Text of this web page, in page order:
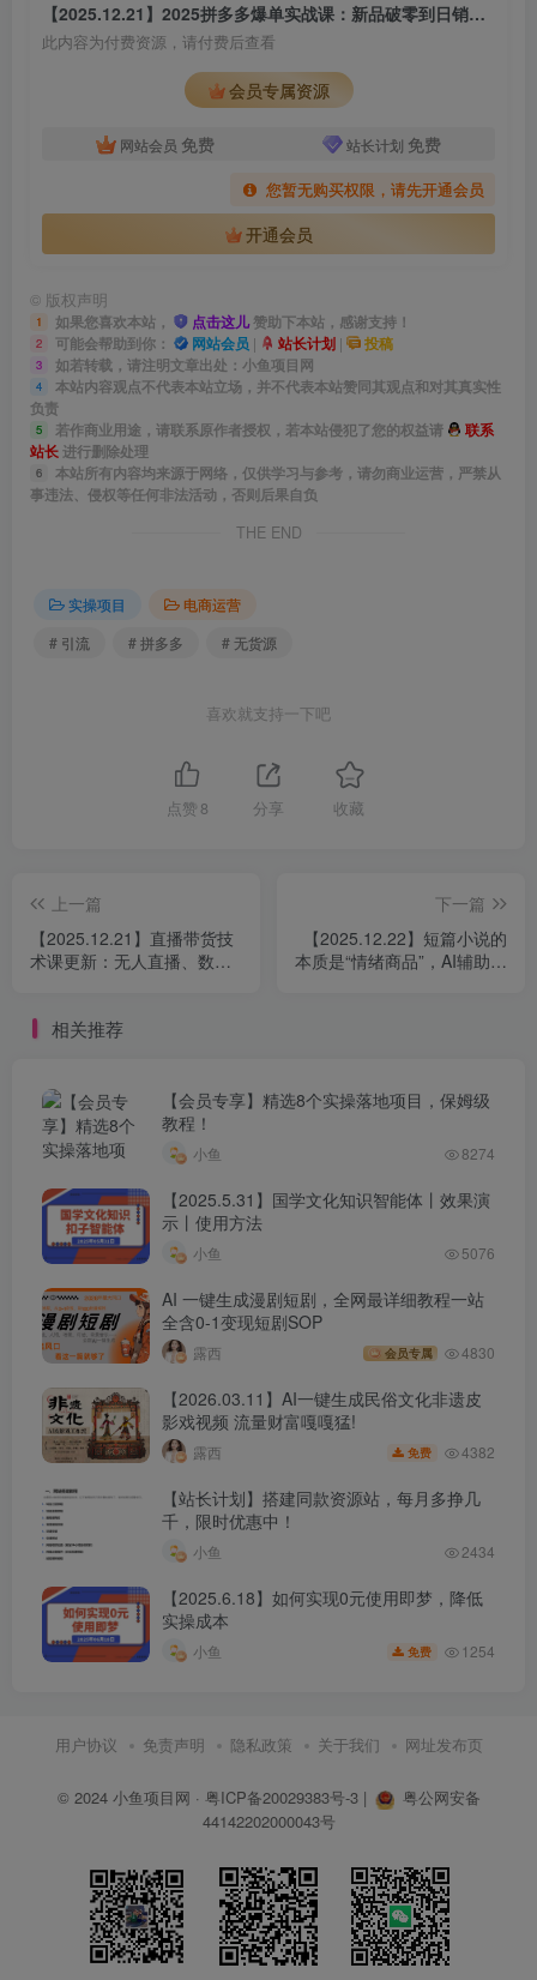
│ 9.拼多多必知-制作高点击率图片的六大技巧.mp4
├─【第8期】免费流量和春节运营（2023年1月更新）
│ 3.新品快速起爆模型2.0.mp4
│ 4.【积“兔”成山】六维保养法让店铺节后高权重.mp4
│ 6.【励精”兔“治】春节每天1小时高质量运维店铺.mp4
│ 7.【异军“兔”起】春节新品7天弯道超车玩法.mp4
│
├─【第9期】2023年全站推广（2023年2月更新）
│ 1.十分钟让你搞懂全站推广的底层逻辑.mp4
│ 2.一张表格让你的全站推广投产变高.mp4
│ 3.全站推广新店盈利玩法.mp4
│ 5.高客单商品全站推广玩法实操.mp4
│ 6.2023年全站推广最新玩法汇总.mp4
│ 8.全站推广实操过程中常见问题.mp4
├─【第10期】2023年免费流量（2023年3月更新）
│ 1.少产品多链接筛选稳步起免费流量玩法.mp4
│ 4.通过万人团(附必过技巧)带动免费流量.mp4
│ 5.2023年免费流量最新变化及问题答疑.mp4
│ 1.搜索+场景到底要怎么和全站配合才能量大投产高.mp4
│ 2.多多搜索原理+策略+ocpx+数据优化.mp4
│ 3.多多场景原理+策略+拖价+投产+数据优化.mp4
│ 4.多多搜索多计划拖价拉高投产玩法.mp4
│ 5.多多场景高投产持续放量玩法.mp4
├─【第12期】拼多多最新变化和对应玩法（2023年5月更
新）
│ 1.最新平台的两大变化及三个运营策略.mp4
│ 2.做一张超高点击率主图的四步逻辑法.mp4
│ 3.主力产品如何利用淡季弯道超车.mp4
│ 4.红海产品如何利用场景做到盈利起盘.mp4
│ 5.多多搜索ocpx正确的打开方式和万能公式.mp4
│ 6.全站推广四个屡试不爽的高投产起量玩法.mp4
│ 7.付费工具如何合理拖价让你5毛有10块的效果.mp4
├─【第13期】全站239技术（2023年6月更新）
│ 02.2个核心-曝光量.mp4
│ 04.3个阶段-投产拉伸.mp4
│ 05.3个阶段-曝光优化.mp4
│ 06.3个阶段-人群定向.mp4
【2025.12.21】2025拼多多爆单实战课：新品破零到日销千单，亏损转盈利全链路拆解
此内容为付费资源，请付费后查看
会员专属资源
网站会员 免费 站长计划 免费
您暂无购买权限，请先开通会员
开通会员
© 版权声明
1 如果您喜欢本站， 点击这儿赞助下本站，感谢支持！
2 可能会帮助到你： 网站会员 | 站长计划 | 投稿
3 如若转载，请注明文章出处：小鱼项目网
4
本站内容观点不代表本站立场，并不代表本站赞同其观点和对其真实性
负责
5 若作商业用途，请联系原作者授权，若本站侵犯了您的权益请
联系
站长进行删除处理
6
本站所有内容均来源于网络，仅供学习与参考，请勿商业运营，严禁从
事违法、侵权等任何非法活动，否则后果自负
THE END
实操项目
电商运营
# 引流
# 拼多多 # 无货源
喜欢就支持一下吧
点赞 8 分享 收藏
上一篇
【2025.12.21】直播带货技
术课更新：无人直播、数字
下一篇
【2025.12.22】短篇小说的
本质是“情绪商品”，AI辅助写
相关推荐
【会员专享】精选8个实操落地项目，保姆级
教程！
小鱼 8274
【2025.5.31】国学文化知识智能体丨效果演
示丨使用方法
小鱼 5076
AI 一键生成漫剧短剧，全网最详细教程一站
全含0-1变现短剧SOP
露西 会员专属 4830
【2026.03.11】AI一键生成民俗文化非遗皮
影戏视频 流量财富嘎嘎猛!
露西 免费 4382
【站长计划】搭建同款资源站，每月多挣几
千，限时优惠中！
小鱼 2434
【2025.6.18】如何实现0元使用即梦，降低
实操成本
小鱼 免费 1254
用户协议 免责声明 隐私政策 关于我们 网址发布页
© 2024 小鱼项目网 · 粤ICP备20029383号-3|
粤公网安备
44142202000043号